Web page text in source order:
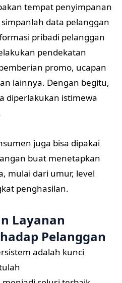
tempat penyimpanan
data pelanggan
pribadi pelanggan
pendekatan
promo, ucapan
lainnya. Dengan begitu,
diperlakukan istimewa
juga bisa dipakai
buat menetapkan
mulai dari umur, level
penghasilan.
Layanan
Pelanggan
adalah kunci